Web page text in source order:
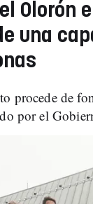
Olorón
una
procede de
por el